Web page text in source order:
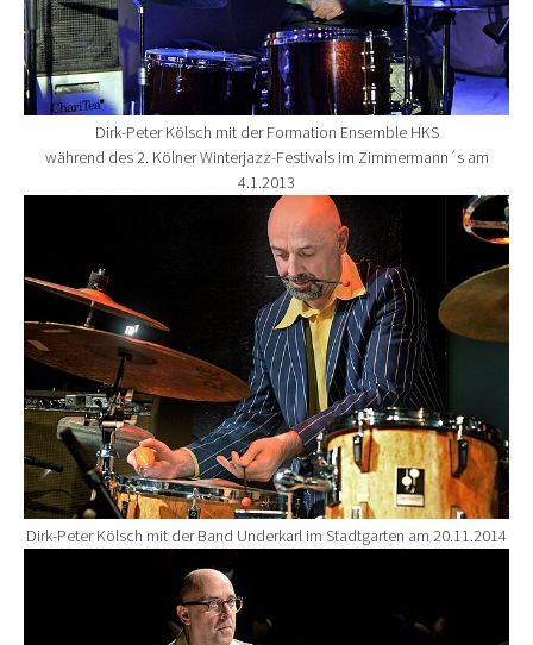
Dirk-Peter Kölsch mit der Formation Ensemble HKS
während des 2. Kölner Winterjazz-Festivals im Zimmermann´s am
4.1.2013
Dirk-Peter Kölsch mit der Band Underkarl im Stadtgarten am 20.11.2014
Show larger version for: